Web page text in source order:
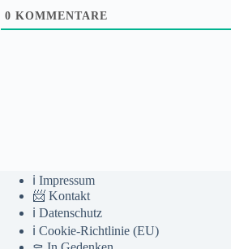
0 KOMMENTARE
ℹ️ Impressum
📨 Kontakt
ℹ️ Datenschutz
ℹ️ Cookie-Richtlinie (EU)